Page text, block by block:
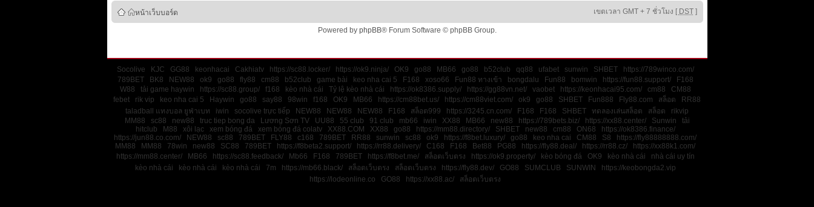
หน้าเว็บบอร์ด เขตเวลา GMT + 7 ชั่วโมง [ DST]
Powered by phpBB® Forum Software © phpBB Group.
Socolive KJC GG88 keonhacai Cakhiatv https://sc88.locker/ https://ok9.ninja/ OK9 go88 MB66 go88 b52club qq88 ufabet sunwin SHBET
https://789winco.com/
789BET
BK8 NEW88 ok9 go88 fly88 cm88 b52club game bài keo nha cai 5 F168 xoso66 Fun88 ทางเข้า bongdalu Fun88 bomwin https://fun88.support/
F168
W88
tải game haywin https://sc88.group/ f168 kèo nhà cái Tỷ lệ kèo nhà cái https://ok8386.supply/ https://gg88vn.net/ vaobet https://keonhacai95.com/ cm88
CM88
febet
rik vip keo nha cai 5 Haywin go88 say88 98win f168 OK9 MB66 https://cm88bet.us/ https://cm88viet.com/ ok9 go88 SHBET Fun888 Fly88.com สล็อต
RR88
taladball แทงบอล ยูฟ่าเบท
iwin socolive trực tiếp NEW88 NEW88 NEW88 F168 สล็อต999 https://3245.cn.com/ F168 F168 SHBET ทดลองเล่นสล็อต สล็อต
rikvip
MM88
sc88 new88 truc tiep bong da Lương Sơn TV UU88 55 club 91 club mb66 iwin XX88 MB66 new88 https://789bets.biz/ https://xx88.center/ Sunwin
tải
hitclub
M88 xôi lạc xem bóng đá xem bóng đá colatv XX88.COM XX88 go88 https://mm88.directory/ SHBET new88 cm88 ON68
https://ok8386.finance/
https://jun88.co.com/
NEW88 sc88 789BET FLY88 c168 789BET RR88 sunwin sc88 ok9 https://f8bet.luxury/ go88 keo nha cai CM88 S8
https://fly88888888.com/
MM88
MM88 78win new88 SC88 789BET https://f8beta2.support/ https://rr88.delivery/ C168 F168 Bet88 PG88 https://fly88.deal/ https://rr88.cz/
https://xx88k1.com/
https://mm88.center/
MB66 https://sc88.feedback/ Mb66 F168 789BET https://f8bet.me/ สล็อตเว็บตรง https://ok9.property/ kèo bóng đá OK9 kèo nhà cái
nhà cái uy tín
kèo nhà cái
kèo nhà cái kèo nhà cái 7m https://mb66.black/ สล็อตเว็บตรง สล็อตเว็บตรง https://fly88.dev/ GO88 SUMCLUB SUNWIN
https://keobongda2.vip
https://lodeonline.co
GO88 https://xx88.ac/ สล็อตเว็บตรง